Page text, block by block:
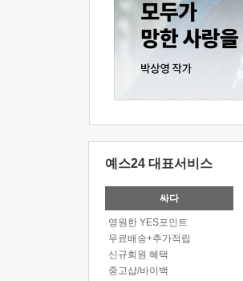
예스24 대표서비스
싸다
영원한 YES포인트
무료배송+추가적립
신규회원 혜택
중고샵/바이백